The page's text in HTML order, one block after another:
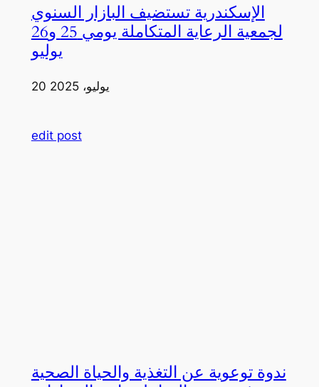
الإسكندرية تستضيف البازار السنوي
لجمعية الرعاية المتكاملة يومي 25 و26
يوليو
20 يوليو، 2025
edit post
ندوة توعوية عن التغذية والحياة الصحية